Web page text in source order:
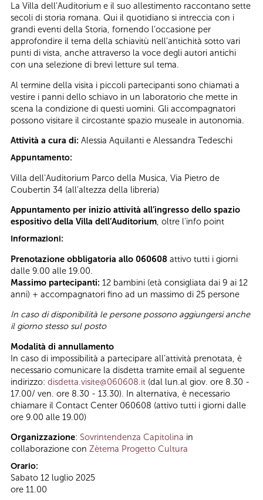
La Villa dell’Auditorium e il suo allestimento raccontano sette
secoli di storia romana. Qui il quotidiano si intreccia con i
grandi eventi della Storia, fornendo l’occasione per
approfondire il tema della schiavitù nell’antichità sotto vari
punti di vista, anche attraverso la voce degli autori antichi
con una selezione di brevi letture sul tema.
Al termine della visita i piccoli partecipanti sono chiamati a
vestire i panni dello schiavo in un laboratorio che mette in
scena la condizione di questi uomini. Gli accompagnatori
possono visitare il circostante spazio museale in autonomia.
Attività a cura di: Alessia Aquilanti e Alessandra Tedeschi
Appuntamento:
Villa dell’Auditorium Parco della Musica, Via Pietro de
Coubertin 34 (all’altezza della libreria)
Appuntamento per inizio attività all’ingresso dello spazio
espositivo della Villa dell’Auditorium, oltre l’info point
Informazioni:
Prenotazione obbligatoria allo 060608 attivo tutti i giorni
dalle 9.00 alle 19.00.
Massimo partecipanti: 12 bambini (età consigliata dai 9 ai 12
anni) + accompagnatori fino ad un massimo di 25 persone
In caso di disponibilità le persone possono aggiungersi anche
il giorno stesso sul posto
Modalità di annullamento
In caso di impossibilità a partecipare all’attività prenotata, è
necessario comunicare la disdetta tramite email al seguente
indirizzo: disdetta.visite@060608.it (dal lun.al giov. ore 8.30 -
17.00/ ven. ore 8.30 - 13.30). In alternativa, è necessario
chiamare il Contact Center 060608 (attivo tutti i giorni dalle
ore 9.00 alle 19.00)
Organizzazione: Sovrintendenza Capitolina in
collaborazione con Zètema Progetto Cultura
Orario:
Sabato 12 luglio 2025
ore 11.00